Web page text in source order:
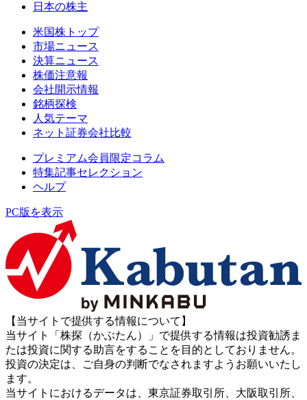
日本の株主
米国株トップ
市場ニュース
決算ニュース
株価注意報
会社開示情報
銘柄探検
人気テーマ
ネット証券会社比較
プレミアム会員限定コラム
特集記事セレクション
ヘルプ
PC版を表示
【当サイトで提供する情報について】
当サイト「株探（かぶたん）」で提供する情報は投資勧誘ま
たは投資に関する助言をすることを目的としておりません。
投資の決定は、ご自身の判断でなされますようお願いいたし
ます。
当サイトにおけるデータは、東京証券取引所、大阪取引所、